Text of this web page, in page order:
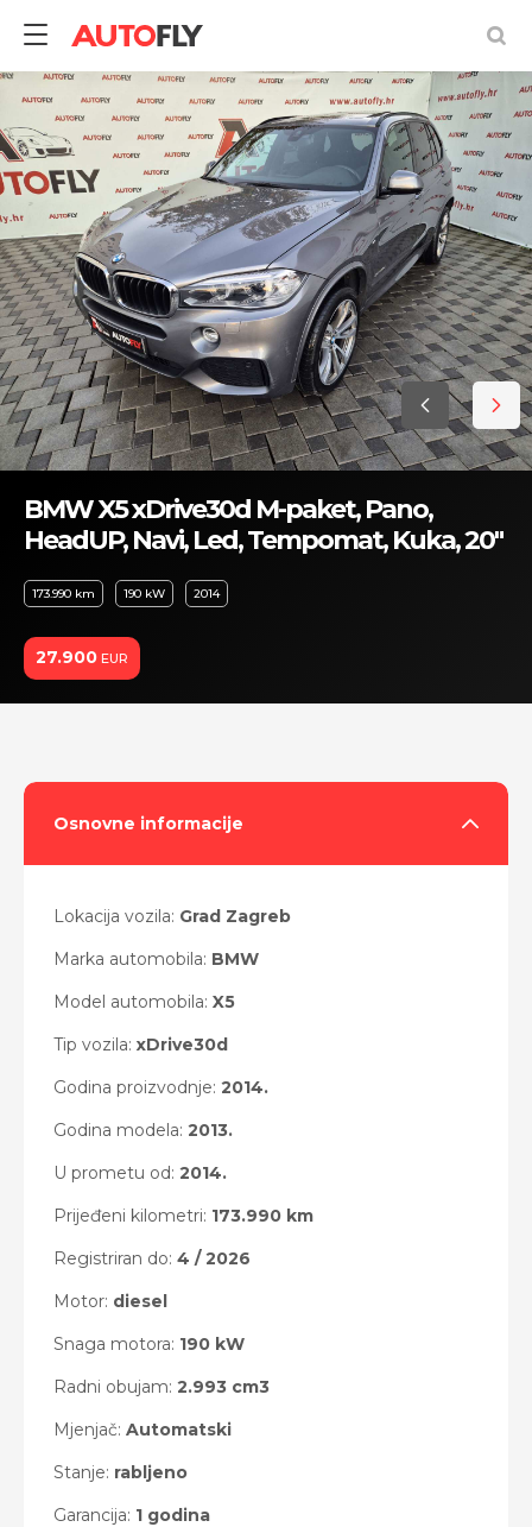
BMW X5 xDrive30d M-paket, Pano,
HeadUP, Navi, Led, Tempomat, Kuka, 20"
173.990 km 190 kW 2014
27.900 EUR
Osnovne informacije
Lokacija vozila: Grad Zagreb
Marka automobila: BMW
Model automobila: X5
Tip vozila: xDrive30d
Godina proizvodnje: 2014.
Godina modela: 2013.
U prometu od: 2014.
Prijeđeni kilometri: 173.990 km
Registriran do: 4 / 2026
Motor: diesel
Snaga motora: 190 kW
Radni obujam: 2.993 cm3
Mjenjač: Automatski
Stanje: rabljeno
Garancija: 1 godina